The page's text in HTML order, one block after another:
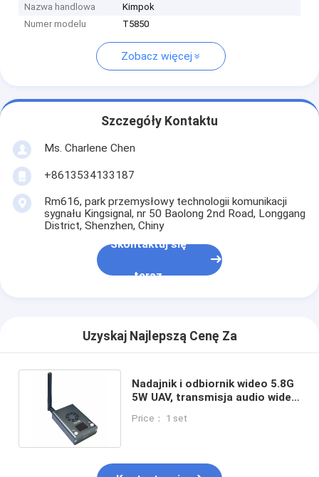
Nazwa handlowa
Kimpok
Numer modelu
T5850
Zobacz więcej
Szczegóły Kontaktu
Ms. Charlene Chen
+8613534133187
Rm616, park przemysłowy technologii komunikacji
sygnału Kingsignal, nr 50 Baolong 2nd Road, Longgang
District, Shenzhen, Chiny
Skontaktuj się
teraz
Uzyskaj Najlepszą Cenę Za
Nadajnik i odbiornik wideo 5.8G
5W UAV, transmisja audio wideo
Price： 1 set